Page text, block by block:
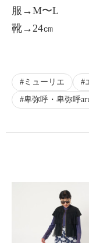
服→M〜L
靴→24㎝
ミューリエ
卑弥呼・卑弥呼